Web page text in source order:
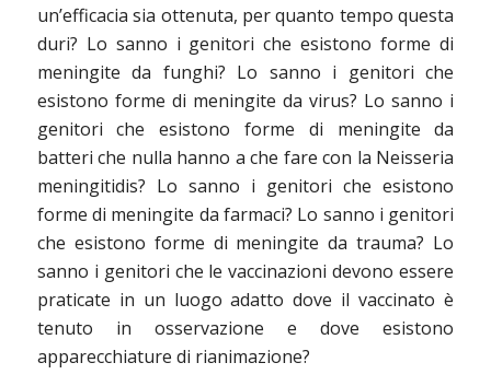
un’efficacia sia ottenuta, per quanto tempo questa
duri? Lo sanno i genitori che esistono forme di
meningite da funghi? Lo sanno i genitori che
esistono forme di meningite da virus? Lo sanno i
genitori che esistono forme di meningite da
batteri che nulla hanno a che fare con la Neisseria
meningitidis? Lo sanno i genitori che esistono
forme di meningite da farmaci? Lo sanno i genitori
che esistono forme di meningite da trauma? Lo
sanno i genitori che le vaccinazioni devono essere
praticate in un luogo adatto dove il vaccinato è
tenuto in osservazione e dove esistono
apparecchiature di rianimazione?